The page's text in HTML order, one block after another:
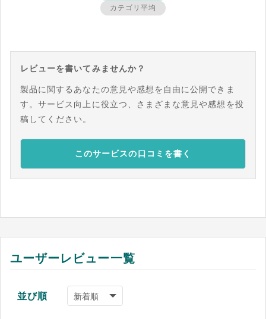
カテゴリ平均
レビューを書いてみませんか？
製品に関するあなたの意見や感想を自由に公開できま
す。サービス向上に役立つ、さまざまな意見や感想を投
稿してください。
このサービスの口コミを書く
ユーザーレビュー一覧
並び順